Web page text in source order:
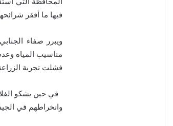
فيها ما أفقر
مناسيب المياه
فشلت تجربة الزراعة
في حين يشكو
وانخراطهم في